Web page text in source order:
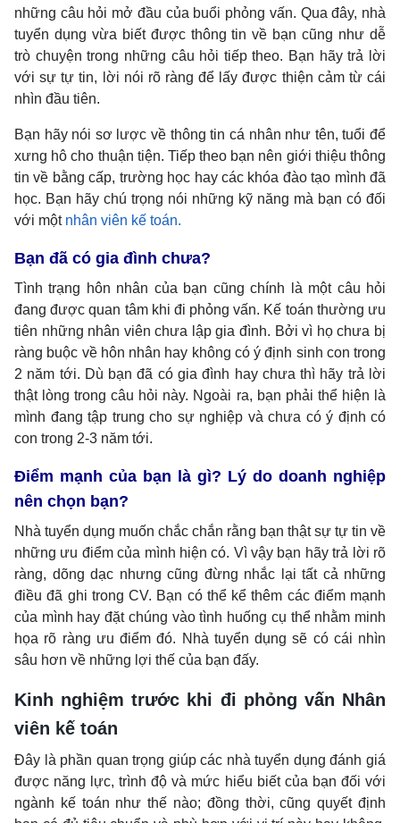
những câu hỏi mở đầu của buổi phỏng vấn. Qua đây, nhà
tuyển dụng vừa biết được thông tin về bạn cũng như dễ
trò chuyện trong những câu hỏi tiếp theo. Bạn hãy trả lời
với sự tự tin, lời nói rõ ràng để lấy được thiện cảm từ cái
nhìn đầu tiên.
Bạn hãy nói sơ lược về thông tin cá nhân như tên, tuổi để
xưng hô cho thuận tiện. Tiếp theo bạn nên giới thiệu thông
tin về bằng cấp, trường học hay các khóa đào tạo mình đã
học. Bạn hãy chú trọng nói những kỹ năng mà bạn có đối
với một nhân viên kế toán.
Bạn đã có gia đình chưa?
Tình trạng hôn nhân của bạn cũng chính là một câu hỏi
đang được quan tâm khi đi phỏng vấn. Kế toán thường ưu
tiên những nhân viên chưa lập gia đình. Bởi vì họ chưa bị
ràng buộc về hôn nhân hay không có ý định sinh con trong
2 năm tới. Dù bạn đã có gia đình hay chưa thì hãy trả lời
thật lòng trong câu hỏi này. Ngoài ra, bạn phải thể hiện là
mình đang tập trung cho sự nghiệp và chưa có ý định có
con trong 2-3 năm tới.
Điểm mạnh của bạn là gì? Lý do doanh nghiệp
nên chọn bạn?
Nhà tuyển dụng muốn chắc chắn rằng bạn thật sự tự tin về
những ưu điểm của mình hiện có. Vì vậy bạn hãy trả lời rõ
ràng, dõng dạc nhưng cũng đừng nhắc lại tất cả những
điều đã ghi trong CV. Bạn có thể kể thêm các điểm mạnh
của mình hay đặt chúng vào tình huống cụ thể nhằm minh
họa rõ ràng ưu điểm đó. Nhà tuyển dụng sẽ có cái nhìn
sâu hơn về những lợi thế của bạn đấy.
Kinh nghiệm trước khi đi phỏng vấn Nhân
viên kế toán
Đây là phần quan trọng giúp các nhà tuyển dụng đánh giá
được năng lực, trình độ và mức hiểu biết của bạn đối với
ngành kế toán như thế nào; đồng thời, cũng quyết định